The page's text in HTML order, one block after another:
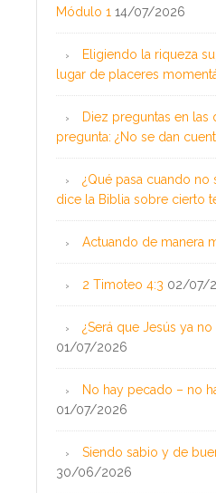
Módulo 1 14/07/2026
Eligiendo la riqueza
lugar de placeres
Diez preguntas en las
pregunta: ¿No se dan
¿Qué pasa cuando
dice la Biblia sobre cierto
Actuando de manera
2 Timoteo 4:3 02/07/
¿Será que Jesús ya
01/07/2026
No hay pecado – no
01/07/2026
Siendo sabio y de
30/06/2026